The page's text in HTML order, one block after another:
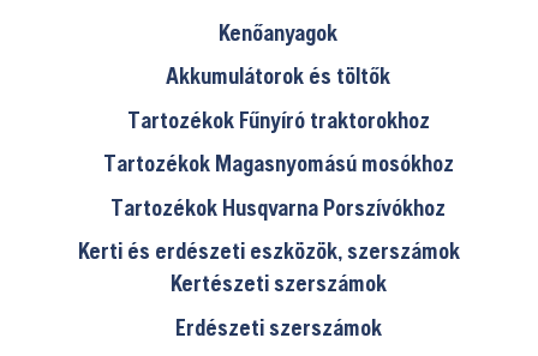
Kenőanyagok
Akkumulátorok és töltők
Tartozékok Fűnyíró traktorokhoz
Tartozékok Magasnyomású mosókhoz
Tartozékok Husqvarna Porszívókhoz
Kerti és erdészeti eszközök, szerszámok
Kertészeti szerszámok
Erdészeti szerszámok